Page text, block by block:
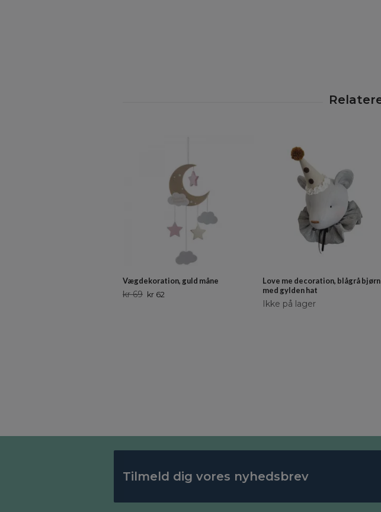
Vægdekoration, guld måne
kr 69 kr 62
Love me decoration, blågrå bjørn
med gylden hat
Ikke på lager
Tilmeld dig vores nyhedsbrev